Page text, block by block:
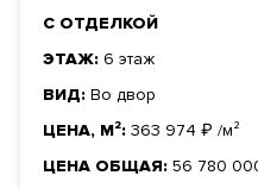
С ОТДЕЛКОЙ
ЭТАЖ: 6 этаж
ВИД: Во двор
ЦЕНА, М²: 363 974 ₽ /м²
ЦЕНА ОБЩАЯ: 56 780